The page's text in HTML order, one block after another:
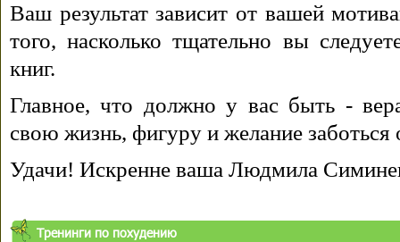
Ваш результат зависит от вашей
того, насколько тщательно вы
книг.
Главное, что должно у вас быть -
свою жизнь, фигуру и желание заботься
Удачи! Искренне ваша Людмила
Тренинги по похудению